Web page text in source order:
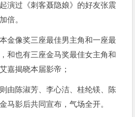
演过《刺客聂隐娘》的好友张震
倍。
金像奖三座最佳男主角和一座最
和也有三座金马奖最佳女主角和
嘉揭晓本届影帝；
由陈淑芳、李心洁、桂纶镁、陈
马影后共同宣布，气场全开。